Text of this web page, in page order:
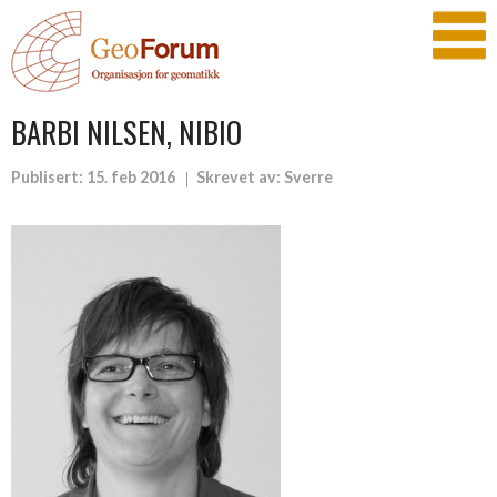
BARBI NILSEN, NIBIO
Publisert: 15. feb 2016 Skrevet av: Sverre